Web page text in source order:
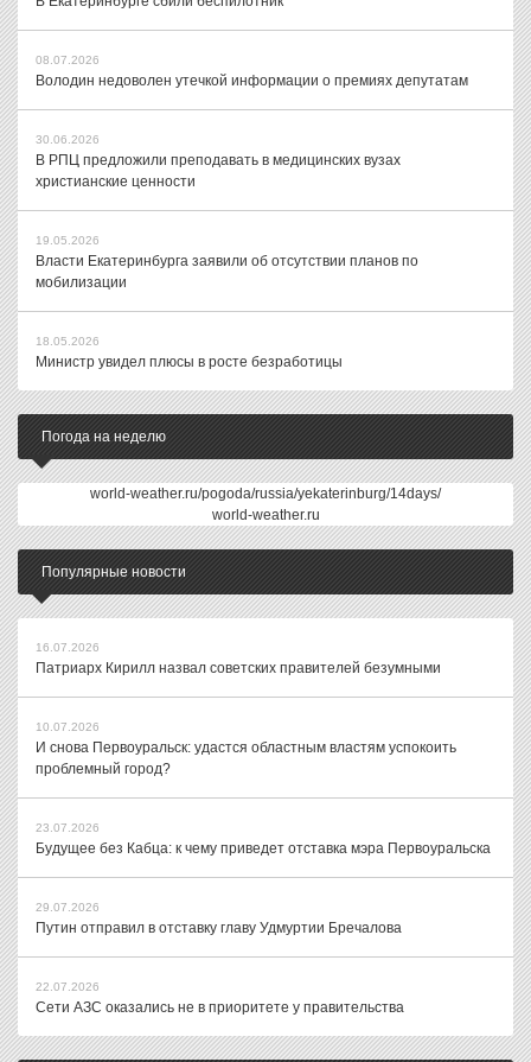
08.07.2026
Володин недоволен утечкой информации о премиях депутатам
30.06.2026
В РПЦ предложили преподавать в медицинских вузах
христианские ценности
19.05.2026
Власти Екатеринбурга заявили об отсутствии планов по
мобилизации
18.05.2026
Министр увидел плюсы в росте безработицы
Погода на неделю
world-weather.ru/pogoda/russia/yekaterinburg/14days/
world-weather.ru
Популярные новости
16.07.2026
Патриарх Кирилл назвал советских правителей безумными
10.07.2026
И снова Первоуральск: удастся областным властям успокоить
проблемный город?
23.07.2026
Будущее без Кабца: к чему приведет отставка мэра Первоуральска
29.07.2026
Путин отправил в отставку главу Удмуртии Бречалова
22.07.2026
Сети АЗС оказались не в приоритете у правительства